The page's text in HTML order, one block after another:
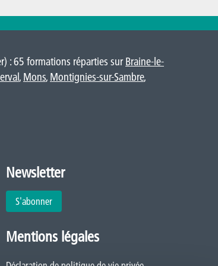
: 65 formations réparties surBraine-le-
, Mons, Montignies-sur-Sambre,
Newsletter
S'abonner
Mentions légales